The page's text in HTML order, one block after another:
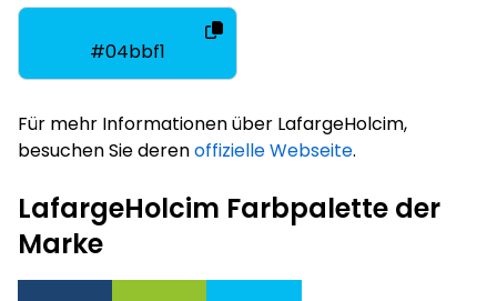
#04bbf1
Für mehr Informationen über LafargeHolcim,
besuchen Sie derenoffizielle Webseite.
LafargeHolcim Farbpalette der
Marke